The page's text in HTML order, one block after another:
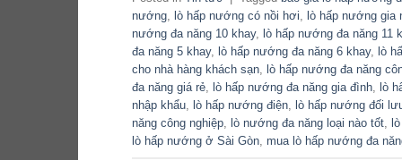
nướng, lò hấp nướng có nồi hơi, lò hấp nướng gia
nướng đa năng 10 khay, lò hấp nướng đa năng 11
đa năng 5 khay, lò hấp nướng đa năng 6 khay, lò
cho nhà hàng khách sạn, lò hấp nướng đa năng
đa năng giá rẻ, lò hấp nướng đa năng gia đình, lò
nhập khẩu, lò hấp nướng điện, lò hấp nướng đối
năng công nghiệp, lò nướng đa năng loại nào tốt,
lò hấp nướng ở Sài Gòn, mua lò hấp nướng đa